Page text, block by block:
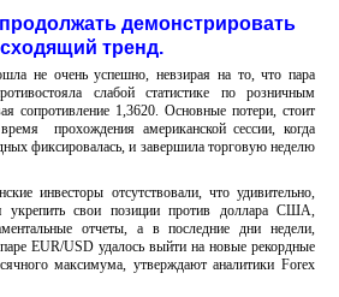
продолжать демонстрировать
тренд.
не очень успешно, невзирая на то, что пара
слабой статистике по розничным
сопротивление 1,3620. Основные потери, стоит
прохождения американской сессии, когда
фиксировалась, и завершила торговую неделю
инвесторы отсутствовали, что удивительно,
укрепить свои позиции против доллара США,
отчеты, а в последние дни недели,
EUR/USD удалось выйти на новые рекордные
максимума, утверждают аналитики Forex